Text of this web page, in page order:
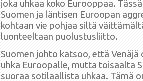
joka uhkaa koko Eurooppaa.
Suomen ja läntisen Euroopan
kohtaan vie pohjaa siltä
luonteeltaan puolustusliitto.
Suomen johto katsoo, että Venäjä
uhka Euroopalle, mutta toisaalta
suoraa sotilaallista uhkaa. Tämä